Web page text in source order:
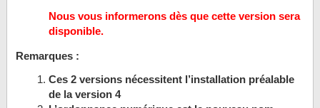
Nous vous informerons dès que cette version sera
disponible.
Remarques :
Ces 2 versions nécessitent l’installation préalable
de la version 4